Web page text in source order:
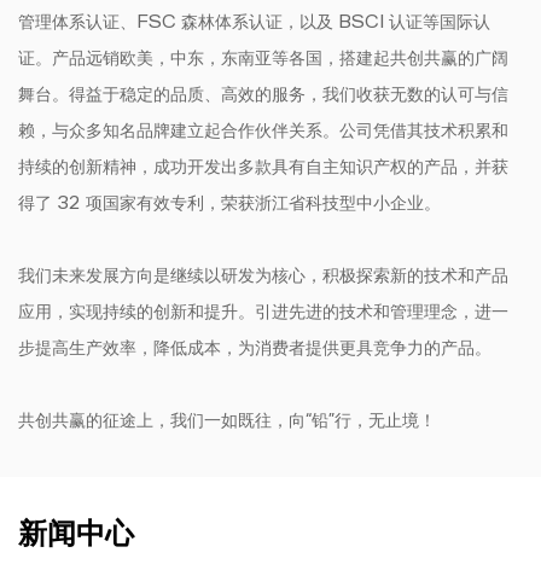
管理体系认证、FSC 森林体系认证，以及 BSCI 认证等国际认
证。产品远销欧美，中东，东南亚等各国，搭建起共创共赢的广阔
舞台。得益于稳定的品质、高效的服务，我们收获无数的认可与信
赖，与众多知名品牌建立起合作伙伴关系。公司凭借其技术积累和
持续的创新精神，成功开发出多款具有自主知识产权的产品，并获
得了 32 项国家有效专利，荣获浙江省科技型中小企业。
我们未来发展方向是继续以研发为核心，积极探索新的技术和产品
应用，实现持续的创新和提升。引进先进的技术和管理理念，进一
步提高生产效率，降低成本，为消费者提供更具竞争力的产品。
共创共赢的征途上，我们一如既往，向“铅”行，无止境！
新闻中心